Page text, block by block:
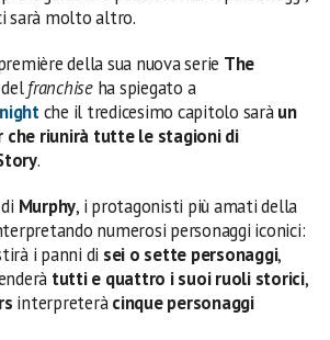
sarà molto altro.
della sua nuova serie The
franchiseha spiegato a
che il tredicesimo capitolo saràun
che riunirà tutte le stagioni di
.
Murphy, i protagonisti più amati della
numerosi personaggi iconici:
i panni di sei o sette personaggi,
tutti e quattro i suoi ruoli storici,
interpreteràcinque personaggi